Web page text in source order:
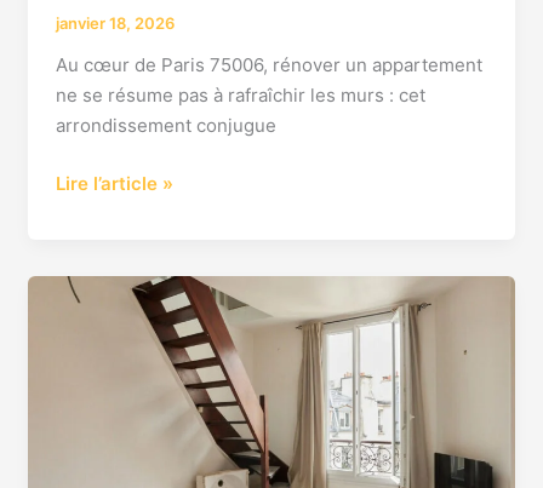
janvier 18, 2026
Au cœur de Paris 75006, rénover un appartement
ne se résume pas à rafraîchir les murs : cet
arrondissement conjugue
Lire l’article »
Réussir